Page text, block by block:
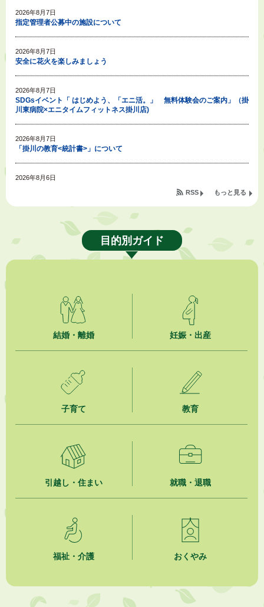
2026年8月7日
指定管理者公募中の施設について
2026年8月7日
安全に花火を楽しみましょう
2026年8月7日
SDGsイベント「 はじめよう、「エニ活。」 無料体験会のご案内」（掛
川東病院×エニタイムフィットネス掛川店)
2026年8月7日
「掛川の教育<統計書>」について
2026年8月6日
令和８年度公民館等（大東北公民館、大須賀中央公民館）講座のお知らせ
熱中症対策「クーリングシェルター」の設置について
2026年8月6日
「お茶を知る・体験する講座」を開催します
2026年8月5日
掛川市広告入り窓口封筒無償提供者募集
市民の勇気ある応急手当に感謝状を贈呈しました
2026年8月4日
夏季休暇期間 開業医等診療予定
「水道カルテ」の公表について
もっと見る
RSS
目的別ガイド
結婚・離婚 妊娠・出産
子育て 教育
引越し・住まい 就職・退職
福祉・介護 おくやみ